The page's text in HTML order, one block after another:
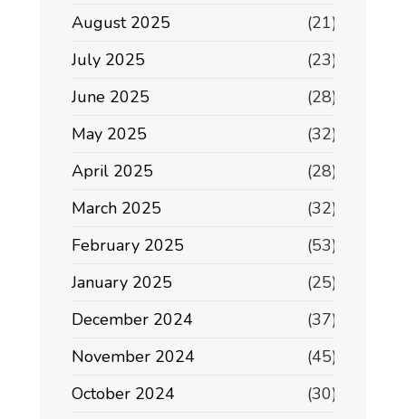
August 2025
(21)
July 2025
(23)
June 2025
(28)
May 2025
(32)
April 2025
(28)
March 2025
(32)
February 2025
(53)
January 2025
(25)
December 2024
(37)
November 2024
(45)
October 2024
(30)